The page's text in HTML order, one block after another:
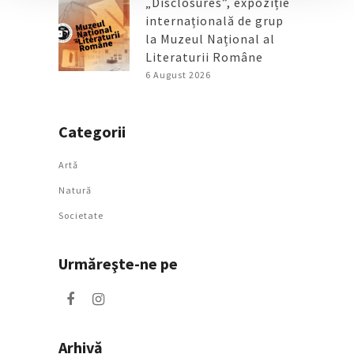
internațională de grup
la Muzeul Național al
Literaturii Române
6 August 2026
Categorii
Artǎ
Natură
Societate
Urmăreşte-ne pe
Arhivă